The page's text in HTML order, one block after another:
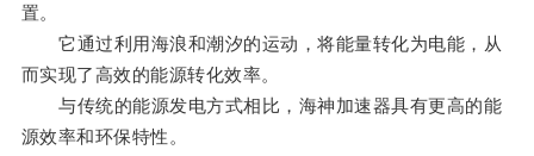
置。
它通过利用海浪和潮汐的运动，将能量转化为电能，从
而实现了高效的能源转化效率。
与传统的能源发电方式相比，海神加速器具有更高的能
源效率和环保特性。